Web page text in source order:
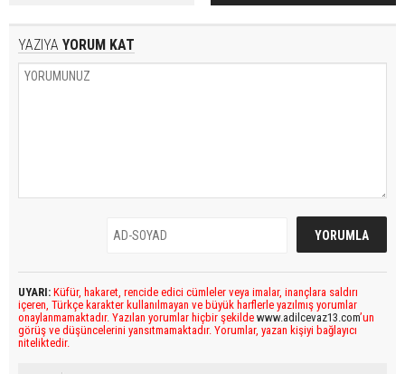
YAZIYA YORUM KAT
UYARI: Küfür, hakaret, rencide edici cümleler veya imalar, inançlara saldırı
içeren, Türkçe karakter kullanılmayan ve büyük harflerle yazılmış yorumlar
onaylanmamaktadır. Yazılan yorumlar hiçbir şekilde www.adilcevaz13.com’un
görüş ve düşüncelerini yansıtmamaktadır. Yorumlar, yazan kişiyi bağlayıcı
niteliktedir.